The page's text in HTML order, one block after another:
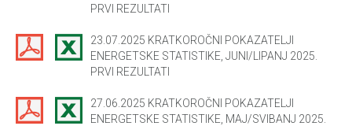
PRVI REZULTATI
23.07.2025 KRATKOROČNI POKAZATELJI
ENERGETSKE STATISTIKE, JUNI/LIPANJ 2025.
PRVI REZULTATI
27.06.2025 KRATKOROČNI POKAZATELJI
ENERGETSKE STATISTIKE, MAJ/SVIBANJ 2025.